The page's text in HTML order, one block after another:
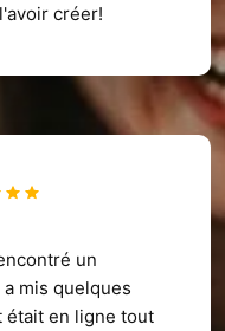
créer!
un
mis quelques
était en ligne tout